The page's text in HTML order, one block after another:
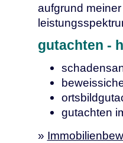
aufgrund
gutachten -
gutachten
»